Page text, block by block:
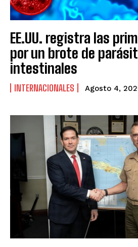
EE.UU. registra las
por un brote de
intestinales
INTERNACIONALES Agosto 4,